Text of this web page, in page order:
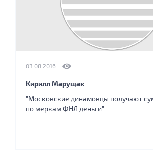
03.08.2016
Кирилл Марущак
"Московские динамовцы получают
по меркам ФНЛ деньги"